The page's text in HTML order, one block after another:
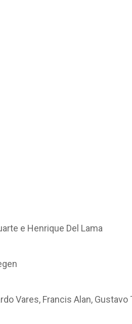
e Henrique Del Lama
Vares, Francis Alan,